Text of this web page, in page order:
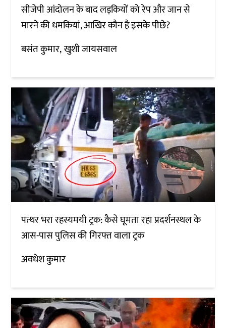
सीजेपी आंदोलन के बाद लड़कियों को रेप और जान से
मारने की धमकियां, आखिर कौन है इसके पीछे?
बसंत कुमार खुशी जायसवाल
पत्थर भरा रहस्यमयी ट्रक: कैसे घूमता रहा प्रदर्शनस्थल के
आस-पास पुलिस की गिरफ्त वाला ट्रक
अवधेश कुमार